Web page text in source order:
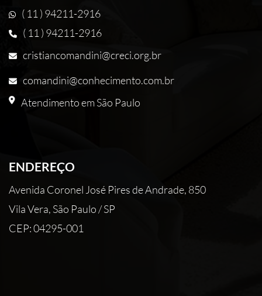
( 11 ) 94211-2916
( 11 ) 94211-2916
cristiancomandini@creci.org.br
comandini@conhecimento.com.br
Atendimento em São Paulo
ENDEREÇO
Avenida Coronel José Pires de Andrade, 850
Vila Vera, São Paulo / SP
CEP: 04295-001